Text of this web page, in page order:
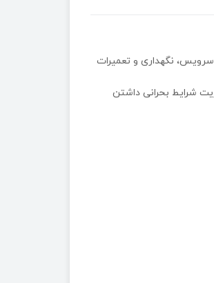
سرويس، نگهدارى و تعميرات
شرايط بحرانى داشتن